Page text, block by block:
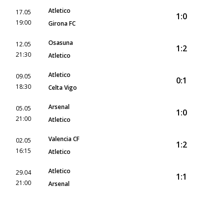
17.05
19:00
Atletico
Girona FC
1:0
12.05
21:30
Osasuna
Atletico
1:2
09.05
18:30
Atletico
Celta Vigo
0:1
05.05
21:00
Arsenal
Atletico
1:0
02.05
16:15
Valencia CF
Atletico
1:2
29.04
21:00
Atletico
Arsenal
1:1